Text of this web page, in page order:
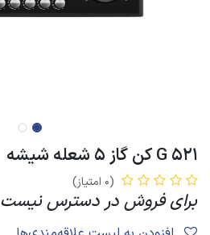
521 G کن گاز 5 شعله شیشه
(0 امتیاز)
برای فروش در دسترس نیست